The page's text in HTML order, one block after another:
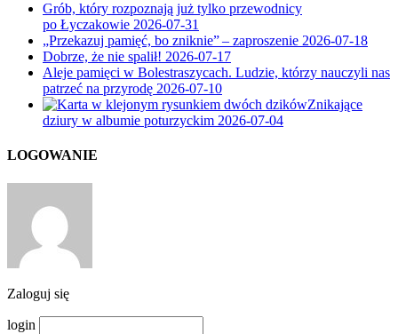
Grób, który rozpoznają już tylko przewodnicy
po Łyczakowie 2026-07-31
„Przekazuj pamięć, bo zniknie” – zaproszenie 2026-07-18
Dobrze, że nie spalił! 2026-07-17
Aleje pamięci w Bolestraszycach. Ludzie, którzy nauczyli nas
patrzeć na przyrodę 2026-07-10
Znikające
dziury w albumie poturzyckim 2026-07-04
LOGOWANIE
Zaloguj się
login